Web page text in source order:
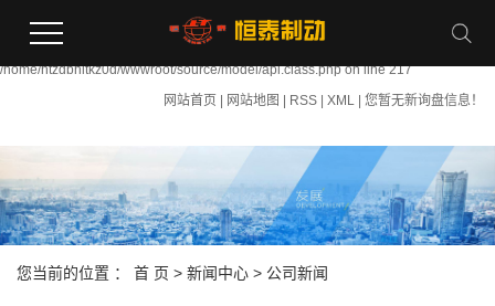
file_put_contents(/home/htzdbhltkz0d/wwwroot/source/cache/license_cache.php):
/home/htzdbhltkz0d/wwwroot/source/model/api.class.php on line 217
网站首页
网站地图 RSS XML 您暂无新询盘信息！
您当前的位置 ： 首 页 > 新闻中心 > 公司新闻